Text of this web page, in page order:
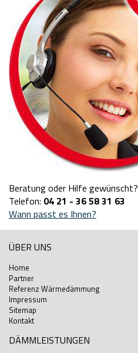
Beratung oder Hilfe gewünscht?
Telefon: 04 21 - 36 58 31 63
Wann passt es Ihnen?
ÜBER UNS
Home
Partner
Referenz Wärmedämmung
Impressum
Sitemap
Kontakt
DÄMMLEISTUNGEN